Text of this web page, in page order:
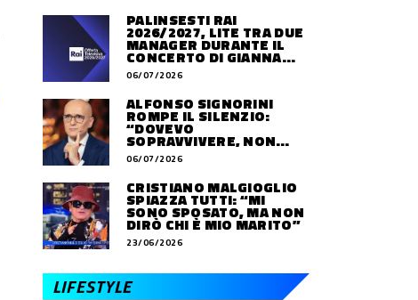
PALINSESTI RAI
2026/2027, LITE TRA DUE
MANAGER DURANTE IL
CONCERTO DI GIANNA
NANNINI
06/07/2026
ALFONSO SIGNORINI
ROMPE IL SILENZIO:
“DOVEVO
SOPRAVVIVERE, NON
VIVERE”
06/07/2026
CRISTIANO MALGIOGLIO
SPIAZZA TUTTI: “MI
SONO SPOSATO, MA NON
DIRÒ CHI È MIO MARITO”
23/06/2026
LIFESTYLE